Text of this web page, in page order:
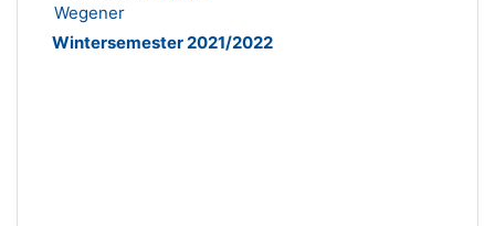
Wegener
Wintersemester 2021/2022